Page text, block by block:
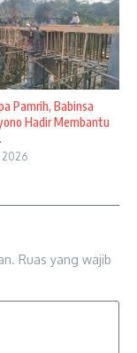
Pamrih, Babinsa
Hadir Membantu
2026
Ruas yang wajib